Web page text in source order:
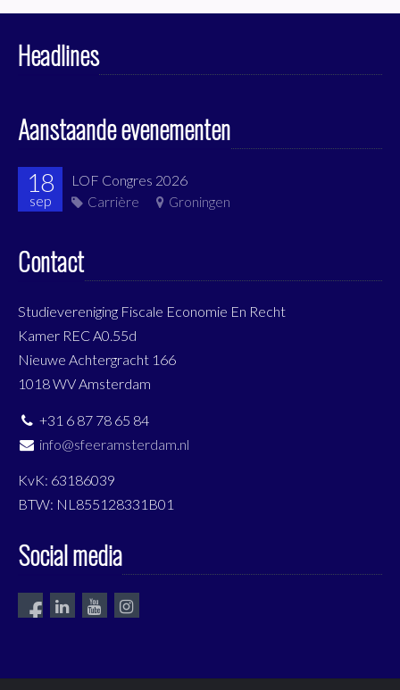
Headlines
Aanstaande evenementen
18
sep
LOF Congres 2026
Carrière Groningen
Contact
Studievereniging Fiscale Economie En Recht
Kamer REC A0.55d
Nieuwe Achtergracht 166
1018 WV Amsterdam
+31 6 87 78 65 84
info@sfeeramsterdam.nl
KvK: 63186039
BTW: NL855128331B01
Social media